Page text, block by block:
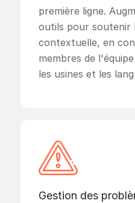
première ligne.
outils pour soutenir
contextuelle, en
membres de
les usines et les
Gestion des